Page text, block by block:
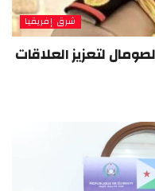
شرق إفريقيا
لتعزيز العلاقات